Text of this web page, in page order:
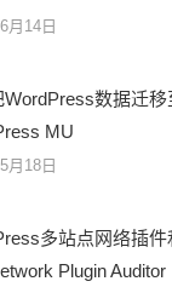
月14日
WordPress数据迁移
MU
月18日
多站点网络插件
Plugin Auditor